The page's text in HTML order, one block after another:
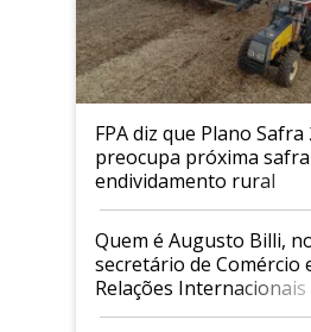
FPA diz que Plano
preocupa próxima
endividamento rural
Quem é Augusto Billi,
secretário de Comércio
Relações Internacionais
Mapa